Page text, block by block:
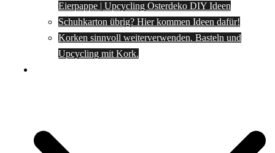
Eierpappe | Upcycling Osterdeko DIY Ideen
Schuhkarton übrig? Hier kommen Ideen dafür!
Korken sinnvoll weiterverwenden. Basteln und
Upcycling mit Kork.